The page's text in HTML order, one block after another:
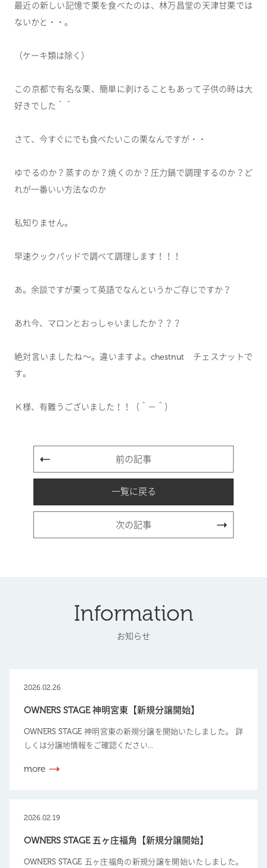
最近の新しい記憶で栗を食べたのは、林万昌堂の天津甘栗では
ないかと・・。
（ケーキ類は除く）
この京都で有名な栗、簡単に剥けることもあって子供の時は大
好きでした＾＾
さて、今すぐにでも食べたいこの栗なんですが・・
ゆでるのか？蒸すのか？焼くのか？圧力鍋で調理するのか？ど
れが一番いい方法なのか
私知りません。
早速クックパッドで調べて調理します！！！
あ。余談ですが栗って英語でなんというかご存じですか？
あれ今、マロンとおっしゃいましたか？？？
絶対言いましたね～。違いますよ。chestnut チェスナットで
す。
Ｋ様、有難うございました！！（＾－＾）
前の記事
一覧に戻る
次の記事
Information
お知らせ
2026.02.26
OWNERS STAGE 神明宮東【新規分譲開始】
OWNERS STAGE 神明宮東の新規分譲を開始いたしました。 詳
しくは分譲地情報をご確認ください...
more
2026.02.19
OWNERS STAGE 五ヶ庄福角【新規分譲開始】
OWNERS STAGE 五ヶ庄福角の新規分譲を開始いたしました。